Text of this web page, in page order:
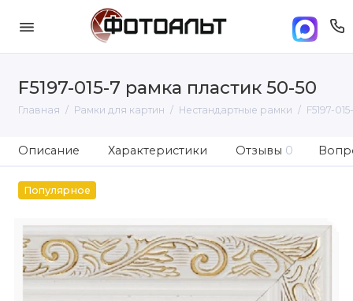
F5197-015-7 рамка пластик 50-50
Главная Рамки для картин Нестандартные рамки F5197-
Описание Характеристики Отзывы 0
Популярное